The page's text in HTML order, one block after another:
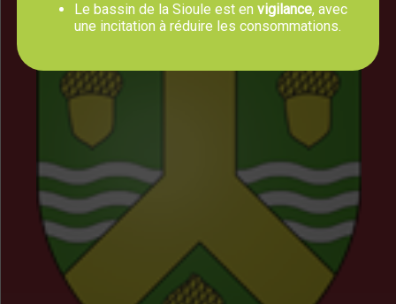
Le bassin de la Sioule est en vigilance, avec
une incitation à réduire les consommations.